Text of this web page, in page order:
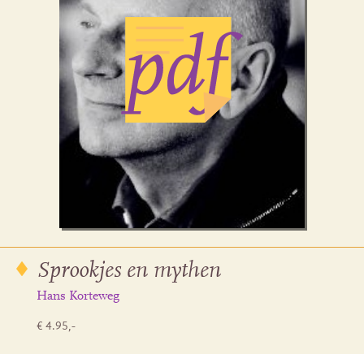
Sprookjes en mythen
Hans Korteweg
€ 4.95,-